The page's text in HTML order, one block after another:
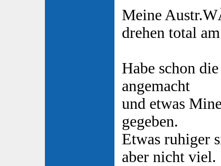
Meine
drehen total
Habe schon
angemacht
und etwas
gegeben.
Etwas ruhiger
aber nicht viel.